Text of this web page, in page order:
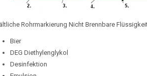
Rohrmarkierung Nicht Brennbare
Bier
DEG Diethylenglykol
Desinfektion